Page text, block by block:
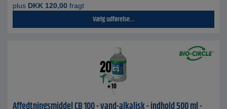
plus DKK 120,00 fragt
Vælg udførelse...